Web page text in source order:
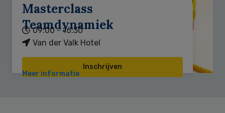
Masterclass
Teamdynamiek
09:00 - 16:30
Van der Valk Hotel
Inschrijven
Meer informatie